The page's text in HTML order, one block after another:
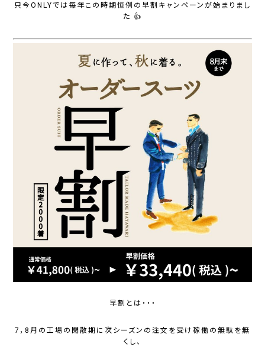
只今ONLYでは毎年この時期恒例の早割キャンペーンが始まりまし
た 👍
早割とは・・・
7，8月の工場の閑散期に次シーズンの注文を受け稼働の無駄を無
くし、